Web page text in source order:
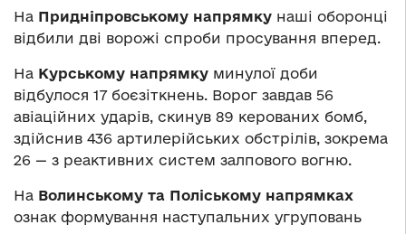
На Придніпровському напрямку наші оборонці
відбили дві ворожі спроби просування вперед.
На Курському напрямку минулої доби
відбулося 17 боєзіткнень. Ворог завдав 56
авіаційних ударів, скинув 89 керованих бомб,
здійснив 436 артилерійських обстрілів, зокрема
26 — з реактивних систем залпового вогню.
На Волинському та Поліському напрямках
ознак формування наступальних угруповань